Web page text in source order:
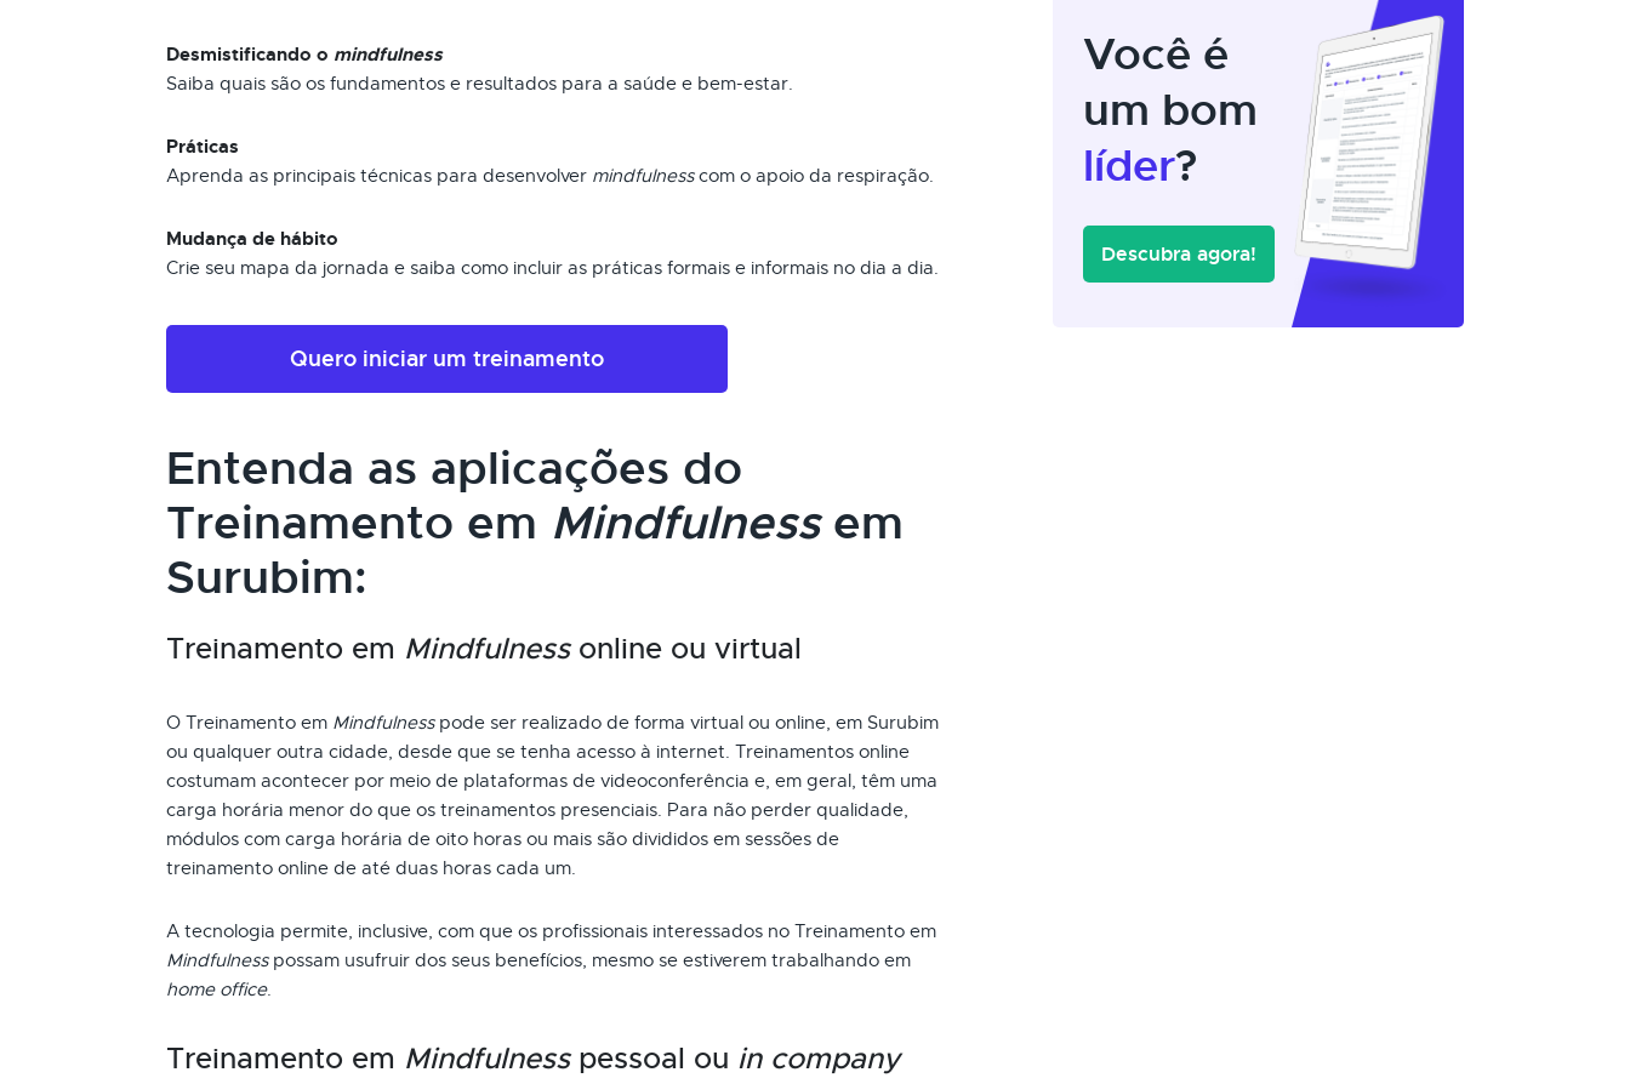
Desmistificando o mindfulness
Saiba quais são os fundamentos e resultados para a saúde e bem-estar.
Práticas
Aprenda as principais técnicas para desenvolver mindfulnesscom o apoio da respiração.
Mudança de hábito
Crie seu mapa da jornada e saiba como incluir as práticas formais e informais no dia a dia.
Quero iniciar um treinamento
Entenda as aplicações do
Treinamento em Mindfulnessem
Surubim:
Treinamento em Mindfulnessonline ou virtual
O Treinamento em Mindfulnesspode ser realizado de forma virtual ou online, em Surubim
ou qualquer outra cidade, desde que se tenha acesso à internet. Treinamentos online
costumam acontecer por meio de plataformas de videoconferência e, em geral, têm uma
carga horária menor do que os treinamentos presenciais. Para não perder qualidade,
módulos com carga horária de oito horas ou mais são divididos em sessões de
treinamento online de até duas horas cada um.
A tecnologia permite, inclusive, com que os profissionais interessados no Treinamento em
Mindfulnesspossam usufruir dos seus benefícios, mesmo se estiverem trabalhando em
home office.
Treinamento em Mindfulnesspessoal ou in company
Você é
um bom
líder?
Descubra agora!